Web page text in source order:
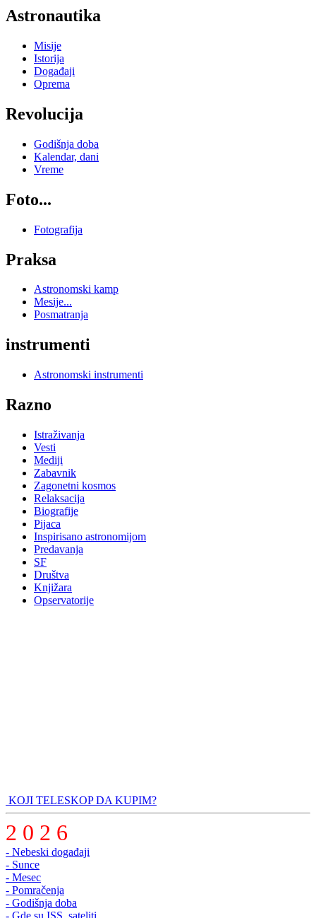
Astronautika
Misije
Istorija
Događaji
Oprema
Revolucija
Godišnja doba
Kalendar, dani
Vreme
Foto...
Fotografija
Praksa
Astronomski kamp
Mesije...
Posmatranja
instrumenti
Astronomski instrumenti
Razno
Istraživanja
Vesti
Mediji
Zabavnik
Zagonetni kosmos
Relaksacija
Biografije
Pijaca
Inspirisano astronomijom
Predavanja
SF
Društva
Knjižara
Opservatorije
KOJI TELESKOP DA KUPIM?
2 0 2 6
- Nebeski događaji
- Sunce
- Mesec
- Pomračenja
- Godišnja doba
- Gde su ISS, sateliti..